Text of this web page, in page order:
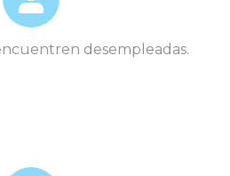
desempleadas.